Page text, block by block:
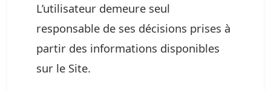
L’utilisateur demeure seul
responsable de ses décisions prises à
partir des informations disponibles
sur le Site.